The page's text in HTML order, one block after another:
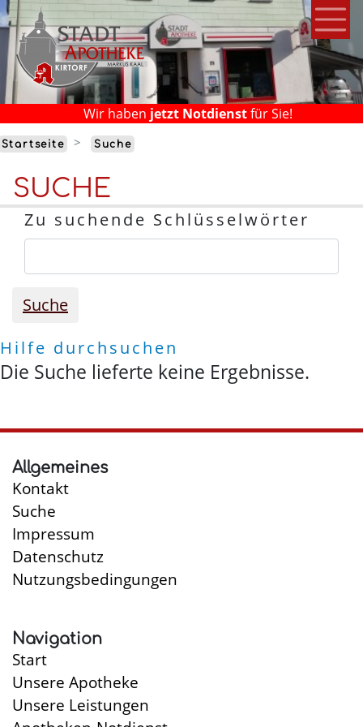
Direkt
zum
Inhalt
Wir haben jetzt Notdienstfür Sie!
Startseite Suche
SUCHE
Zu suchende Schlüsselwörter
Suche
Hilfe durchsuchen
Die Suche lieferte keine Ergebnisse.
Allgemeines
Kontakt
Suche
Impressum
Datenschutz
Nutzungsbedingungen
Navigation
Start
Unsere Apotheke
Unsere Leistungen